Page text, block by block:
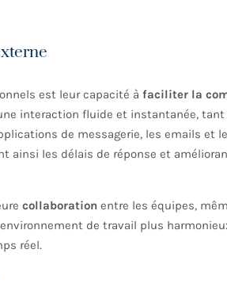
est leur capacité à faciliter la
interaction fluide et instantanée, tant
de messagerie, les emails et
ainsi les délais de réponse et
collaboration entre les équipes,
de travail plus
réel.